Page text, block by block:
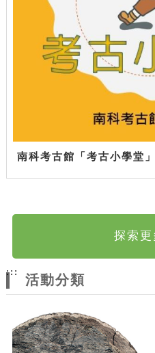
南科考古館「考古小學堂
探索更
:::
活動分類